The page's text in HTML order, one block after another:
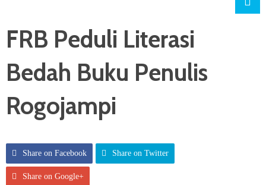
FRB Peduli Literasi
Bedah Buku Penulis
Rogojampi
Share on Facebook Share on Twitter
Share on Google+